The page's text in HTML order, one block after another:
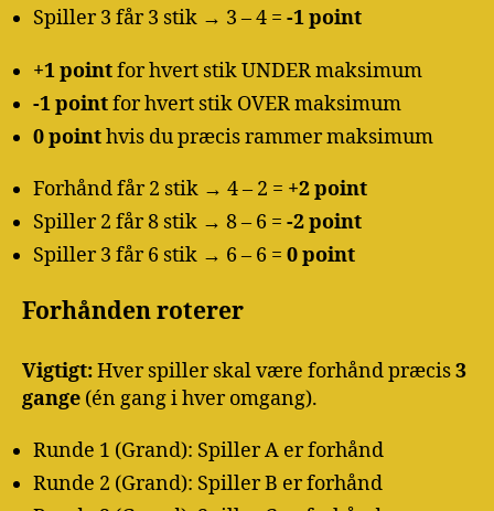
Spiller 3 får 3 stik → 3 – 4 = -1 point
+1 pointfor hvert stik UNDER maksimum
-1 pointfor hvert stik OVER maksimum
0 pointhvis du præcis rammer maksimum
Forhånd får 2 stik → 4 – 2 = +2 point
Spiller 2 får 8 stik → 8 – 6 = -2 point
Spiller 3 får 6 stik → 6 – 6 = 0 point
Forhånden roterer
Vigtigt:Hver spiller skal være forhånd præcis3
gange (én gang i hver omgang).
Runde 1 (Grand): Spiller A er forhånd
Runde 2 (Grand): Spiller B er forhånd